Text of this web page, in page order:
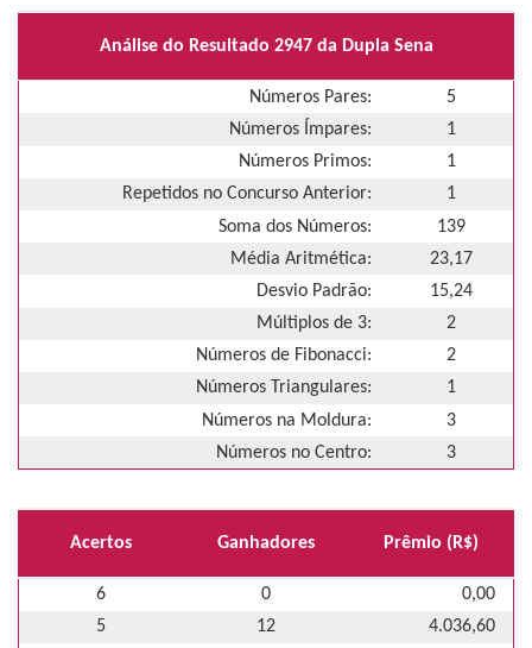
Análise do Resultado 2947 da Dupla Sena
Números Pares:
5
Números Ímpares:
1
Números Primos:
1
Repetidos no Concurso Anterior:
1
Soma dos Números:
139
Média Aritmética:
23,17
Desvio Padrão:
15,24
Múltiplos de 3:
2
Números de Fibonacci:
2
Números Triangulares:
1
Números na Moldura:
3
Números no Centro:
3
Acertos Ganhadores Prêmio (R$)
6 0
0,00
5
12
4.036,60